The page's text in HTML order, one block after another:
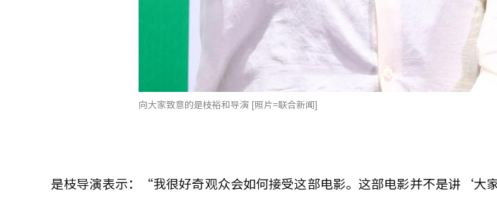
向大家致意的是枝裕和导演 [照片=联合新闻]
是枝导演表示：“我很好奇观众会如何接受这部电影。这部电影并不是讲‘大